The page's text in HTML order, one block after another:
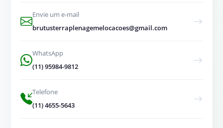
Envie um e-mail
brutusterraplenagemelocacoes@gmail.com
WhatsApp
(11) 95984-9812
Telefone
(11) 4655-5643